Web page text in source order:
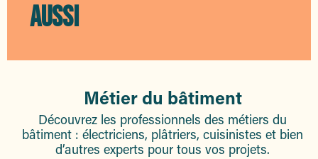
AUSSI
Métier du bâtiment
Découvrez les professionnels des métiers du
bâtiment : électriciens, plâtriers, cuisinistes et bien
d’autres experts pour tous vos projets.